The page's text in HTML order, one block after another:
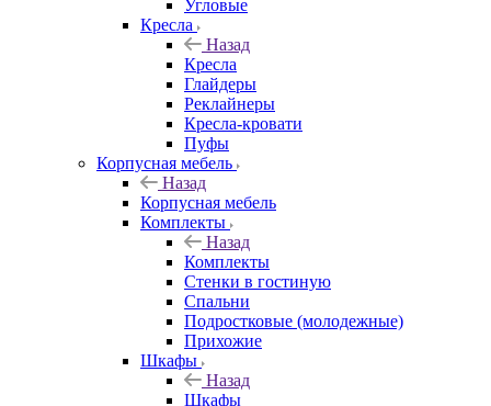
Угловые
Кресла
Назад
Кресла
Глайдеры
Реклайнеры
Кресла-кровати
Пуфы
Корпусная мебель
Назад
Корпусная мебель
Комплекты
Назад
Комплекты
Стенки в гостиную
Спальни
Подростковые (молодежные)
Прихожие
Шкафы
Назад
Шкафы